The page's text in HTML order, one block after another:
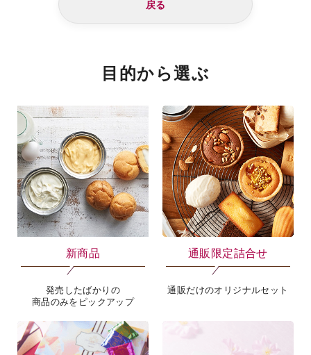
戻る
目的から選ぶ
新商品
発売したばかりの
商品のみをピックアップ
通販限定詰合せ
通販だけのオリジナルセット
岳や末広がりを意味す
つ時」という意味を込
。雄大な八ヶ岳山麓の自
れる、こだわりのスイー
さい。
海外 Overseas shops
Indonesia
Singapore
Malaysia
Hong Kong
UAE
Thailand